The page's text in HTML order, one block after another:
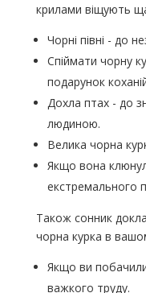
крилами віщують
Чорні півні - до
Спіймати чорну
подарунок
Дохла птах - до
людиною.
Велика чорна
Якщо вона
екстремального
Також сонник
чорна курка в
Якщо ви побачили
важкого труду.